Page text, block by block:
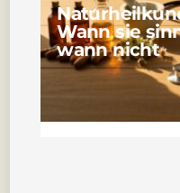
Wann sie
wann nicht